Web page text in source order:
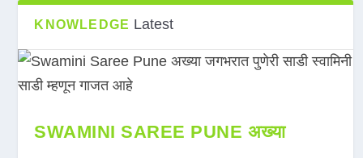
KNOWLEDGE Latest
SWAMINI SAREE PUNE अख्या